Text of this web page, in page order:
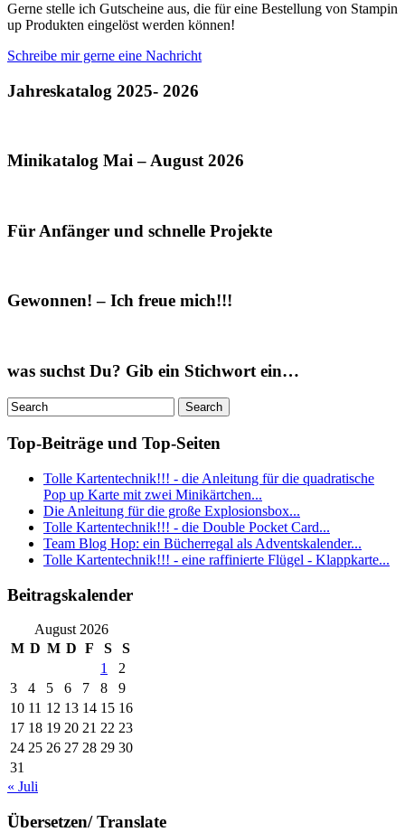
Gerne stelle ich Gutscheine aus, die für eine Bestellung von Stampin
up Produkten eingelöst werden können!
Schreibe mir gerne eine Nachricht
Jahreskatalog 2025- 2026
Minikatalog Mai – August 2026
Für Anfänger und schnelle Projekte
Gewonnen! – Ich freue mich!!!
was suchst Du? Gib ein Stichwort ein…
Top-Beiträge und Top-Seiten
Tolle Kartentechnik!!! - die Anleitung für die quadratische
Pop up Karte mit zwei Minikärtchen...
Die Anleitung für die große Explosionsbox...
Tolle Kartentechnik!!! - die Double Pocket Card...
Team Blog Hop: ein Bücherregal als Adventskalender...
Tolle Kartentechnik!!! - eine raffinierte Flügel - Klappkarte...
Beitragskalender
August 2026
M D M D F S
S
1
2
3
4 5 6 7 8
9
10 11 12 13 14 15 16
17 18 19 20 21 22 23
24 25 26 27 28 29 30
31
« Juli
Übersetzen/ Translate